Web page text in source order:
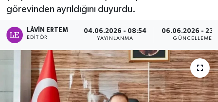
görevinden ayrıldığını duyurdu.
LÂVIN ERTEM
EDITÖR
04.06.2026 - 08:54
YAYINLANMA
06.06.2026 -
GÜNCELLEME
Kpss - Sınav